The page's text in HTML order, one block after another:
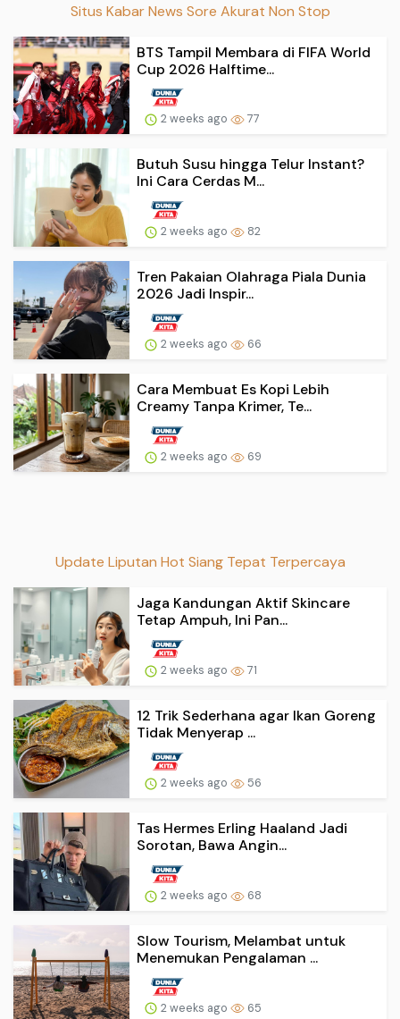
Situs Kabar News Sore Akurat Non Stop
BTS Tampil Membara di FIFA World
Cup 2026 Halftime...
2 weeks ago 77
Butuh Susu hingga Telur Instant?
Ini Cara Cerdas M...
2 weeks ago 82
Tren Pakaian Olahraga Piala Dunia
2026 Jadi Inspir...
2 weeks ago 66
Cara Membuat Es Kopi Lebih
Creamy Tanpa Krimer, Te...
2 weeks ago 69
Update Liputan Hot Siang Tepat Terpercaya
Jaga Kandungan Aktif Skincare
Tetap Ampuh, Ini Pan...
2 weeks ago 71
12 Trik Sederhana agar Ikan Goreng
Tidak Menyerap ...
2 weeks ago 56
Tas Hermes Erling Haaland Jadi
Sorotan, Bawa Angin...
2 weeks ago 68
Slow Tourism, Melambat untuk
Menemukan Pengalaman ...
2 weeks ago 65